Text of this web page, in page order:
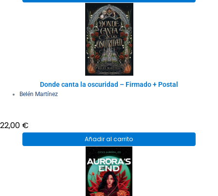
Donde canta la oscuridad – Firmado + Postal
Belén Martínez
22,00 €
Añadir al carrito